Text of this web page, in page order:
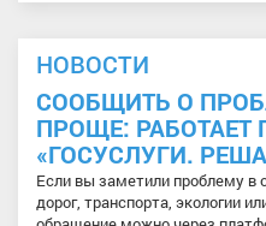
НОВОСТИ
СООБЩИТЬ О
ПРОЩЕ:
«ГОСУСЛУГИ.
Если вы заметили проблему в
дорог, транспорта, экологии